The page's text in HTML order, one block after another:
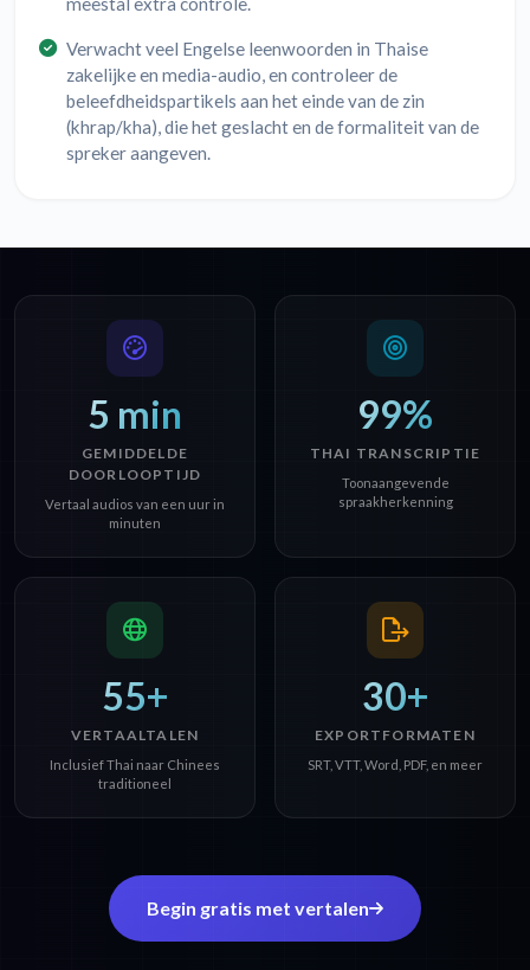
Verwacht veel Engelse leenwoorden in Thaise
zakelijke en media-audio, en controleer de
beleefdheidspartikels aan het einde van de zin
(khrap/kha), die het geslacht en de formaliteit van de
spreker aangeven.
5 min
GEMIDDELDE
DOORLOOPTIJD
Vertaal audios van een uur in
minuten
99%
THAI TRANSCRIPTIE
Toonaangevende
spraakherkenning
55+
VERTAALTALEN
Inclusief Thai naar Chinees
traditioneel
30+
EXPORTFORMATEN
SRT, VTT, Word, PDF, en meer
Begin gratis met vertalen